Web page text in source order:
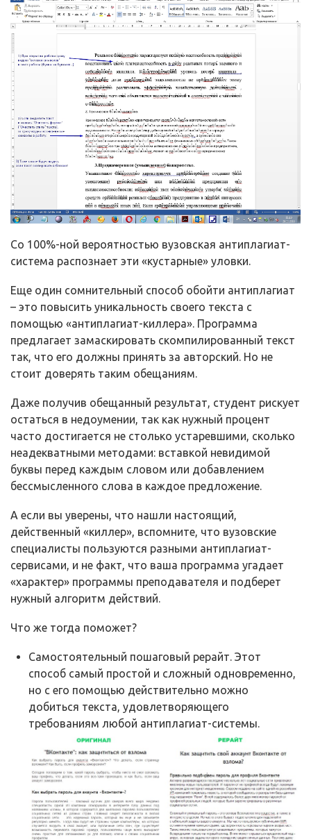
Со 100%-ной вероятностью вузовская антиплагиат-
система распознает эти «кустарные» уловки.
Еще один сомнительный способ обойти антиплагиат
– это повысить уникальность своего текста с
помощью «антиплагиат-киллера». Программа
предлагает замаскировать скомпилированный текст
так, что его должны принять за авторский. Но не
стоит доверять таким обещаниям.
Даже получив обещанный результат, студент рискует
остаться в недоумении, так как нужный процент
часто достигается не столько устаревшими, сколько
неадекватными методами: вставкой невидимой
буквы перед каждым словом или добавлением
бессмысленного слова в каждое предложение.
А если вы уверены, что нашли настоящий,
действенный «киллер», вспомните, что вузовские
специалисты пользуются разными антиплагиат-
сервисами, и не факт, что ваша программа угадает
«характер» программы преподавателя и подберет
нужный алгоритм действий.
Что же тогда поможет?
Самостоятельный пошаговый рерайт. Этот
способ самый простой и сложный одновременно,
но с его помощью действительно можно
добиться текста, удовлетворяющего
требованиям любой антиплагиат-системы.